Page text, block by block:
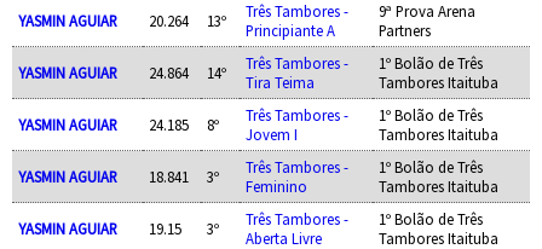
YASMIN AGUIAR 20.264 13º
Três Tambores -
Principiante A
9ª Prova Arena
Partners
YASMIN AGUIAR 24.864 14º
Três Tambores -
Tira Teima
1º Bolão de Três
Tambores Itaituba
YASMIN AGUIAR 24.185 8º
Três Tambores -
Jovem I
1º Bolão de Três
Tambores Itaituba
YASMIN AGUIAR 18.841 3º
Três Tambores -
Feminino
1º Bolão de Três
Tambores Itaituba
YASMIN AGUIAR 19.15 3º
Três Tambores -
Aberta Livre
1º Bolão de Três
Tambores Itaituba